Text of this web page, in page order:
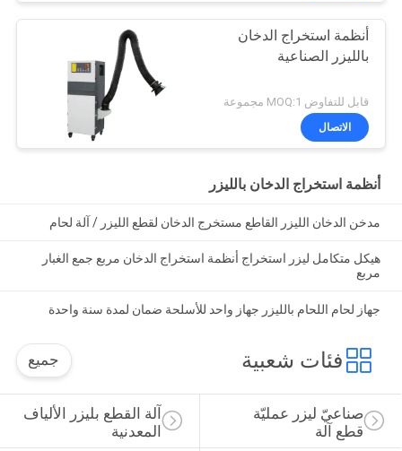
أنظمة استخراج الدخان
بالليزر الصناعية
قابل للتفاوض MOQ:1 مجموعة
الاتصال
أنظمة استخراج الدخان بالليزر
مدخن الدخان الليزر القاطع مستخرج الدخان لقطع الليزر / آلة لحام
هيكل متكامل ليزر استخراج أنظمة استخراج الدخان مربع جمع الغبار
مربع
جهاز لحام اللحام بالليزر جهاز واحد للأسلحة ضمان لمدة سنة واحدة
فئات شعبية جميع
آلة القطع بليزر الألياف
المعدنية
صناعيّ ليزر عمليّة
قطع آلة